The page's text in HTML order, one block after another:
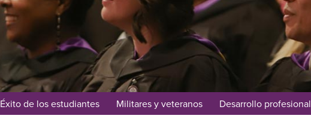
Éxito de los estudiantes Militares y veteranos Desarrollo profesional